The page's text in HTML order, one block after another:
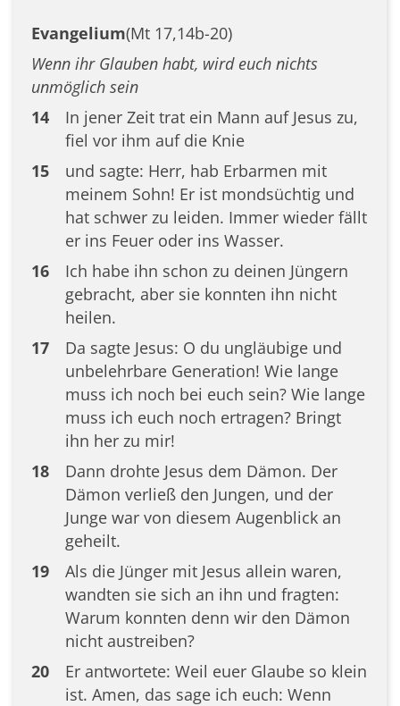
Evangelium(Mt 17,14b-20)
Wenn ihr Glauben habt, wird euch nichts
unmöglich sein
14
In jener Zeit trat ein Mann auf Jesus zu,
fiel vor ihm auf die Knie
15
und sagte: Herr, hab Erbarmen mit
meinem Sohn! Er ist mondsüchtig und
hat schwer zu leiden. Immer wieder fällt
er ins Feuer oder ins Wasser.
16
Ich habe ihn schon zu deinen Jüngern
gebracht, aber sie konnten ihn nicht
heilen.
17
Da sagte Jesus: O du ungläubige und
unbelehrbare Generation! Wie lange
muss ich noch bei euch sein? Wie lange
muss ich euch noch ertragen? Bringt
ihn her zu mir!
18
Dann drohte Jesus dem Dämon. Der
Dämon verließ den Jungen, und der
Junge war von diesem Augenblick an
geheilt.
19
Als die Jünger mit Jesus allein waren,
wandten sie sich an ihn und fragten:
Warum konnten denn wir den Dämon
nicht austreiben?
20
Er antwortete: Weil euer Glaube so klein
ist. Amen, das sage ich euch: Wenn